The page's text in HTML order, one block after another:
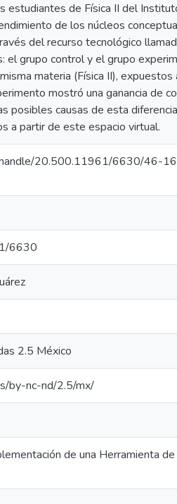
estudiantes de Física II del
de los núcleos
del recurso tecnológico
el grupo control y el grupo
materia (Física II),
mostró una ganancia de
posibles causas de esta
a partir de este espacio virtual.
handle/20.500.11961/6630/
6630
2.5 México
by-nc-nd/2.5/mx/
de una Herramienta